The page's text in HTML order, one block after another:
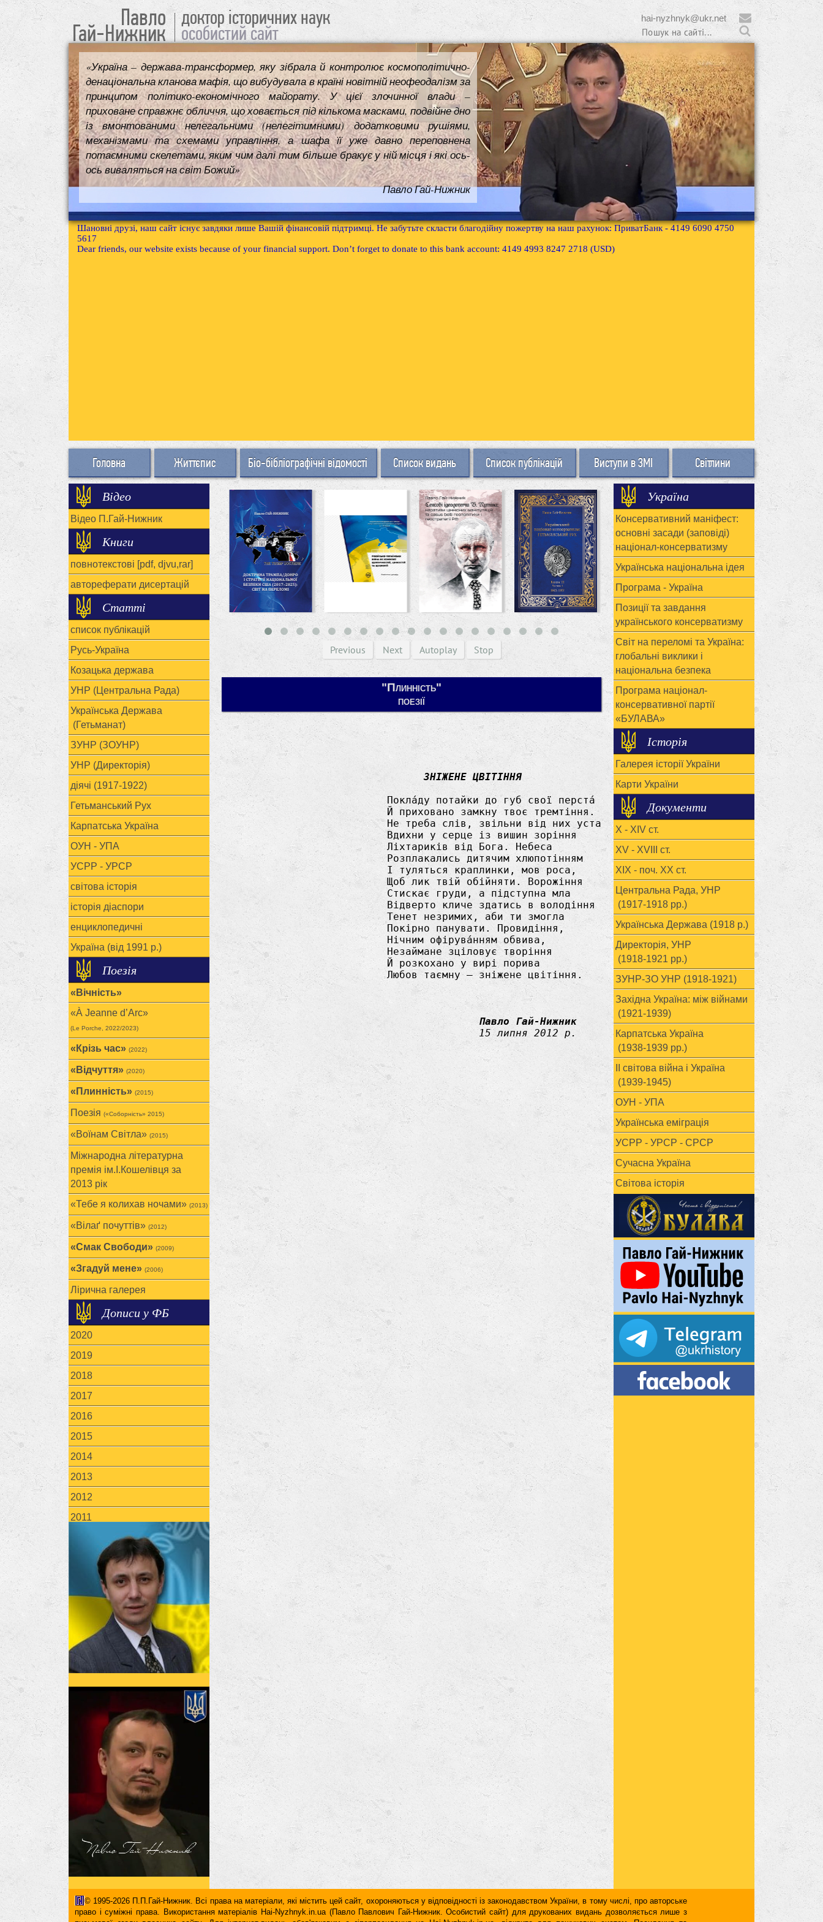
Павло
Гай-Нижник
доктор історичних наук
особистий сайт
hai-nyzhnyk@ukr.net
«Україна – держава-трансформер, яку зібрала й контролює космополітично-
денаціональна кланова мафія, що вибудувала в країні новітній неофеодалізм за
принципом політико-економічного майорату. У цієї злочинної влади –
приховане справжнє обличчя, що ховається під кількома масками, подвійне дно
із вмонтованими нелегальними (нелегітимними) додатковими рушіями,
механізмами та схемами управління, а шафа її уже давно переповнена
потаємними скелетами, яким чим далі тим більше бракує у ній місця і які ось-
ось виваляться на світ Божий»
Павло Гай-Нижник
Шановні друзі, наш сайт існує завдяки лише Вашій фінансовій підтримці. Не забутьте скласти благодійну пожертву на наш рахунок: ПриватБанк - 4149 6090 4750
5617
Dear friends, our website exists because of your financial support. Don’t forget to donate to this bank account: 4149 4993 8247 2718 (USD)
Головна Життєпис Біо-бібліографічні відомості Список видань Список публікацій Виступи в ЗМІ Світлини
Відео
Відео П.Гай-Нижник
Книги
повнотекстові [pdf, djvu,rar]
автореферати дисертацій
Статті
список публікацій
Русь-Україна
Козацька держава
УНР (Центральна Рада)
Українська Держава
(Гетьманат)
ЗУНР (ЗОУНР)
УНР (Директорія)
діячі (1917-1922)
Гетьманський Рух
Карпатська Україна
ОУН - УПА
УСРР - УРСР
світова історія
історія діаспори
енциклопедичні
Україна (від 1991 р.)
Поезія
«Вічність»
«À Jeanne d’Arc»
(Le Porche, 2022/2023)
«Крізь час» (2022)
«Відчуття» (2020)
«Плинність» (2015)
Поезія («Соборність» 2015)
«Воїнам Cвітла» (2015)
Міжнародна літературна
премія ім.І.Кошелівця за
2013 рік
«Тебе я колихав ночами» (2013)
«Вілаґ почуттів» (2012)
«Смак Свободи» (2009)
«Згадуй мене» (2006)
Лірична галерея
Дописи у ФБ
2020
2019
2018
2017
2016
2015
2014
2013
2012
2011
Previous Next Autoplay Stop
"Плинність"
поезії
ЗНІЖЕНЕ ЦВІТІННЯ
			   Поклáду потайки до губ свої перстá
			   Й приховано замкну твоє тремтіння.
			   Не треба слів, звільни від них уста,
			   Вдихни у серце із вишин зоріння
			   Ліхтариків від Бога. Небеса
			   Розплакались дитячим хлюпотінням
			   І туляться краплинки, мов роса,
			   Щоб лик твій обійняти. Ворожіння
			   Стискає груди, а підступна мла
			   Відверто кличе здатись в володіння
			   Тенет незримих, аби ти змогла
			   Покірно панувати. Провидіння,
			   Нічним офірувáнням обвива,
			   Незаймане зціловує творіння
			   Й розкохано у вирі порива
			   Любов таємну – зніжене цвітіння.
Павло Гай-Нижник
15 липня 2012 р.
Україна
Консервативний маніфест:
основні засади (заповіді)
націонал-консерватизму
Українська національна ідея
Програма - Україна
Позиції та завдання
українського консерватизму
Світ на переломі та Україна:
глобальні виклики і
національна безпека
Програма націонал-
консервативної партії
«БУЛАВА»
Історія
Галерея історії України
Карти України
Документи
X - XIV ст.
XV - XVIII ст.
ХІХ - поч. ХХ ст.
Центральна Рада, УНР
(1917-1918 рр.)
Українська Держава (1918 р.)
Директорія, УНР
(1918-1921 рр.)
ЗУНР-ЗО УНР (1918-1921)
Західна Україна: між війнами
(1921-1939)
Карпатська Україна
(1938-1939 рр.)
ІІ світова війна і Україна
(1939-1945)
ОУН - УПА
Українська еміграція
УСРР - УРСР - СРСР
Сучасна Україна
Світова історія
© 1995-2026 П.П.Гай-Нижник. Всі права на матеріали, які містить цей сайт, охороняються у відповідності із законодавством України, в тому числі, про авторське
право і суміжні права. Використання матерiалiв Hai-Nyzhnyk.in.ua (Павло Павлович Гай-Нижник. Особистий сайт) для друкованих видань дозволяється лише з
письмової згоди власника сайту. Для iнтернет-видань обов'язковим є гiперпосилання на Hai-Nyzhnyk.in.ua, відкрите для пошукових систем. Посилання та
гіперпосилання повинні міститися виключно в першому чи в другому абзаці тексту.